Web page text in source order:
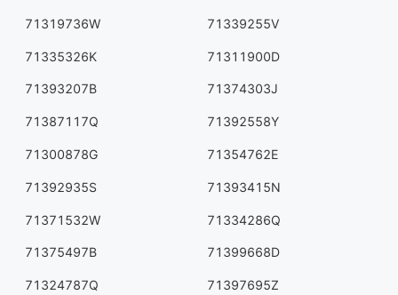
71319736W 71339255V
71335326K 71311900D
71393207B 71374303J
71387117Q 71392558Y
71300878G 71354762E
71392935S 71393415N
71371532W 71334286Q
71375497B 71399668D
71324787Q 71397695Z